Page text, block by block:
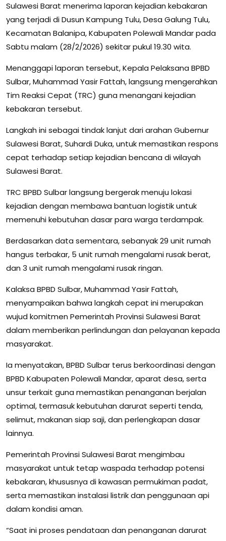
Sulawesi Barat menerima laporan kejadian kebakaran
yang terjadi di Dusun Kampung Tulu, Desa Galung Tulu,
Kecamatan Balanipa, Kabupaten Polewali Mandar pada
Sabtu malam (28/2/2026) sekitar pukul 19.30 wita.
Menanggapi laporan tersebut, Kepala Pelaksana BPBD
Sulbar, Muhammad Yasir Fattah, langsung mengerahkan
Tim Reaksi Cepat (TRC) guna menangani kejadian
kebakaran tersebut.
Langkah ini sebagai tindak lanjut dari arahan Gubernur
Sulawesi Barat, Suhardi Duka, untuk memastikan respons
cepat terhadap setiap kejadian bencana di wilayah
Sulawesi Barat.
TRC BPBD Sulbar langsung bergerak menuju lokasi
kejadian dengan membawa bantuan logistik untuk
memenuhi kebutuhan dasar para warga terdampak.
Berdasarkan data sementara, sebanyak 29 unit rumah
hangus terbakar, 5 unit rumah mengalami rusak berat,
dan 3 unit rumah mengalami rusak ringan.
Kalaksa BPBD Sulbar, Muhammad Yasir Fattah,
menyampaikan bahwa langkah cepat ini merupakan
wujud komitmen Pemerintah Provinsi Sulawesi Barat
dalam memberikan perlindungan dan pelayanan kepada
masyarakat.
Ia menyatakan, BPBD Sulbar terus berkoordinasi dengan
BPBD Kabupaten Polewali Mandar, aparat desa, serta
unsur terkait guna memastikan penanganan berjalan
optimal, termasuk kebutuhan darurat seperti tenda,
selimut, makanan siap saji, dan perlengkapan dasar
lainnya.
Pemerintah Provinsi Sulawesi Barat mengimbau
masyarakat untuk tetap waspada terhadap potensi
kebakaran, khususnya di kawasan permukiman padat,
serta memastikan instalasi listrik dan penggunaan api
dalam kondisi aman.
“Saat ini proses pendataan dan penanganan darurat